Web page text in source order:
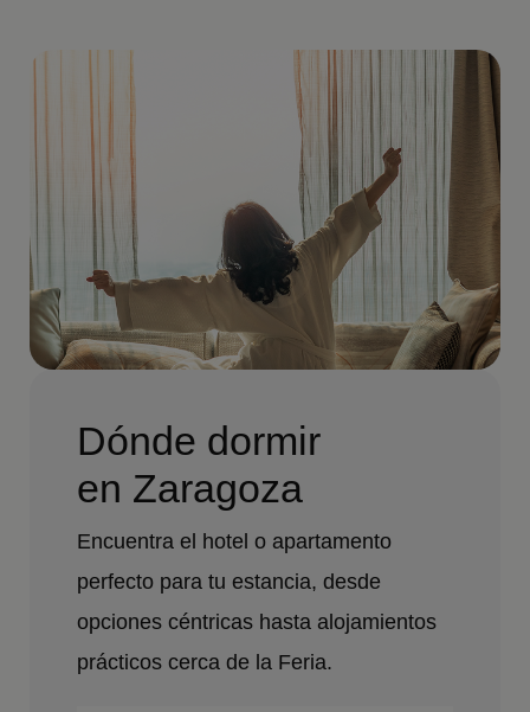
Dónde dormir
en Zaragoza
Encuentra el hotel o apartamento
perfecto para tu estancia, desde
opciones céntricas hasta alojamientos
prácticos cerca de la Feria.